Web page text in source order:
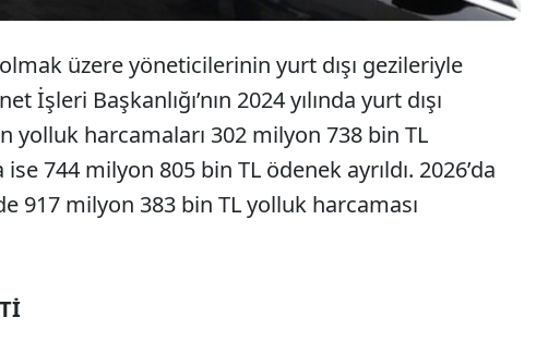
üzere yöneticilerinin yurt dışı gezileriyle
İşleri Başkanlığı’nın 2024 yılında yurt dışı
yolluk harcamaları 302 milyon 738 bin TL
744 milyon 805 bin TL ödenek ayrıldı. 2026’da
917 milyon 383 bin TL yolluk harcaması